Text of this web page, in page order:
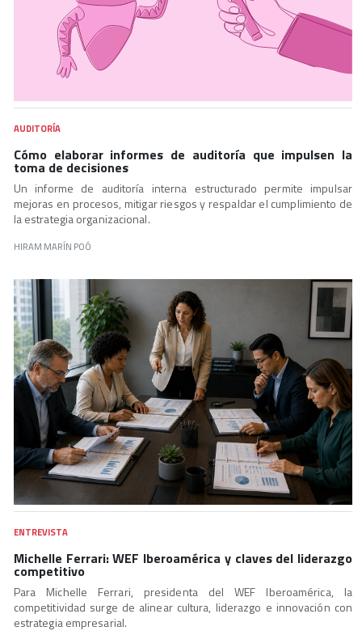
AUDITORÍA
Cómo elaborar informes de auditoría que impulsen la
toma de decisiones
Un informe de auditoría interna estructurado permite impulsar
mejoras en procesos, mitigar riesgos y respaldar el cumplimiento de
la estrategia organizacional.
HIRAM MARÍN POÓ
ENTREVISTA
Michelle Ferrari: WEF Iberoamérica y claves del liderazgo
competitivo
Para Michelle Ferrari, presidenta del WEF Iberoamérica, la
competitividad surge de alinear cultura, liderazgo e innovación con
estrategia empresarial.